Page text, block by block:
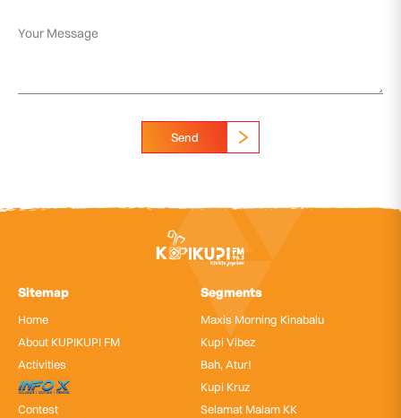
Send
Sitemap
Home
About KUPIKUPI FM
Activities
InfoX
Contest
Segments
Maxis Morning Kinabalu
Kupi Vibez
Bah, Atur!
Kupi Kruz
Selamat Malam KK